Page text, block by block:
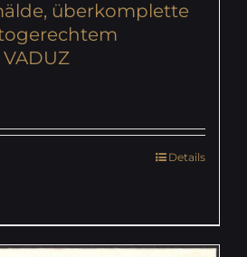
überkomplette
Details